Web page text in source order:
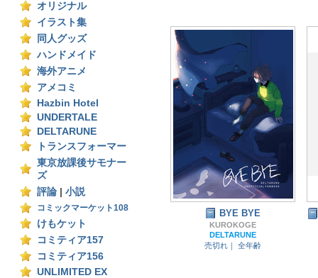
オリジナル
イラスト集
同人グッズ
ハンドメイド
海外アニメ
アメコミ
Hazbin Hotel
UNDERTALE
DELTARUNE
トランスフォーマー
東京放課後サモナー
ズ
評論
小説
コミックマーケット108
けもケット
コミティア157
コミティア156
UNLIMITED EX
BYE BYE
KUROKOGE
DELTARUNE
売切れ｜
全年齢